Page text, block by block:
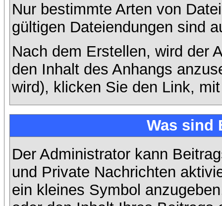
Nur bestimmte Arten von
gültigen Dateiendungen sind
Nach dem Erstellen, wird der
den Inhalt des Anhangs
wird), klicken Sie den Link,
Was sind
Der Administrator kann
und Private Nachrichten
ein kleines Symbol